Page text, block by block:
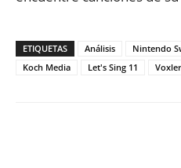
ETIQUETAS Análisis Nintendo
Koch Media
Let's Sing 11 Voxler